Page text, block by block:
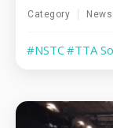
Category News
#NSTC#TTA